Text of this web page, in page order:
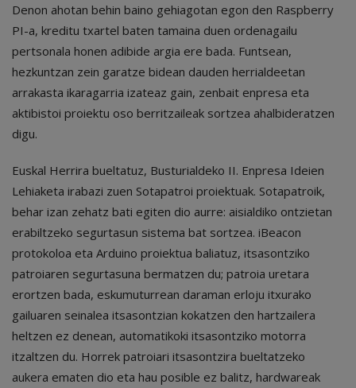
Denon ahotan behin baino gehiagotan egon den Raspberry
PI-a, kreditu txartel baten tamaina duen ordenagailu
pertsonala honen adibide argia ere bada. Funtsean,
hezkuntzan zein garatze bidean dauden herrialdeetan
arrakasta ikaragarria izateaz gain, zenbait enpresa eta
aktibistoi proiektu oso berritzaileak sortzea ahalbideratzen
digu.
Euskal Herrira bueltatuz, Busturialdeko II. Enpresa Ideien
Lehiaketa irabazi zuen Sotapatroi proiektuak. Sotapatroik,
behar izan zehatz bati egiten dio aurre: aisialdiko ontzietan
erabiltzeko segurtasun sistema bat sortzea. iBeacon
protokoloa eta Arduino proiektua baliatuz, itsasontziko
patroiaren segurtasuna bermatzen du; patroia uretara
erortzen bada, eskumuturrean daraman erloju itxurako
gailuaren seinalea itsasontzian kokatzen den hartzailera
heltzen ez denean, automatikoki itsasontziko motorra
itzaltzen du. Horrek patroiari itsasontzira bueltatzeko
aukera ematen dio eta hau posible ez balitz, hardwareak